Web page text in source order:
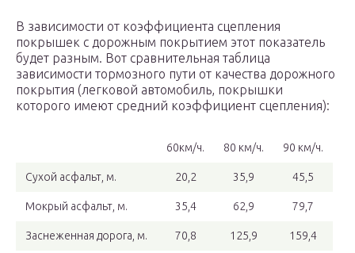
В зависимости от коэффициента сцепления
покрышек с дорожным покрытием этот показатель
будет разным. Вот сравнительная таблица
зависимости тормозного пути от качества дорожного
покрытия (легковой автомобиль, покрышки
которого имеют средний коэффициент сцепления):
60км/ч. 80 км/ч. 90 км/ч.
Сухой асфальт, м. 20,2 35,9 45,5
Мокрый асфальт, м. 35,4 62,9 79,7
Заснеженная дорога, м. 70,8 125,9 159,4